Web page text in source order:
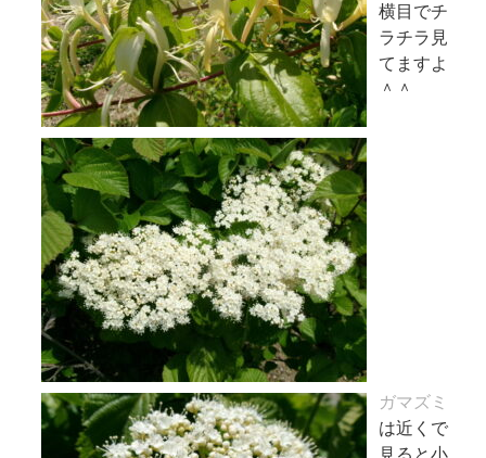
横目でチ
ラチラ見
てますよ
＾＾
ガマズミ
は近くで
見ると小